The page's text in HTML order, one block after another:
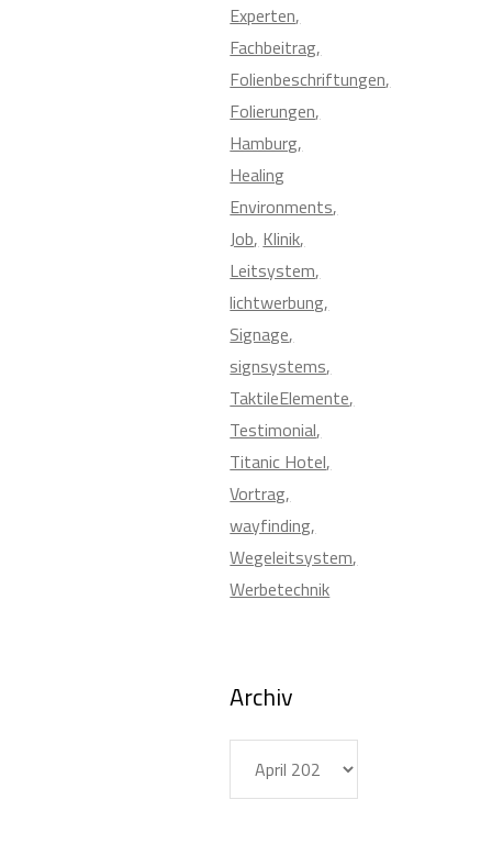
Experten
Fachbeitrag
Folienbeschriftungen
Folierungen
Hamburg
Healing
Environments
Job Klinik
Leitsystem
lichtwerbung
Signage
signsystems
TaktileElemente
Testimonial
Titanic Hotel
Vortrag
wayfinding
Wegeleitsystem
Werbetechnik
Archiv